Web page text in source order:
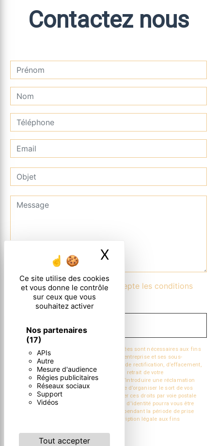
Ce site utilise des cookies
et vous donne le contrôle
sur ceux que vous
souhaitez activer
Nos partenaires
(17)
APIs
Autre
Mesure d'audience
Régies publicitaires
Réseaux sociaux
Support
Vidéos
Tout accepter
X
Contactez nous
En cochant cette case, j'accepte les conditions
particulières ci-dessous **
** Les données personnelles communiquées sont nécessaires aux fins
de vous contacter. Elles sont destinées à l'entreprise et ses sous-
traitants. Vous disposez de droits d’accès, de rectification, d’effacement,
de portabilité, de limitation, d’opposition, de retrait de votre
consentement à tout moment et du droit d’introduire une réclamation
auprès d’une autorité de contrôle, ainsi que d’organiser le sort de vos
données post-mortem. Vous pouvez exercer ces droits par voie postale
ou par courrier électronique. Un justificatif d'identité pourra vous être
demandé. Nous conservons vos données pendant la période de prise
de contact puis pendant la durée de prescription légale aux fins